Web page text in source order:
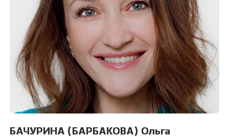
БАЧУРИНА (БАРБАКОВА) Ольга